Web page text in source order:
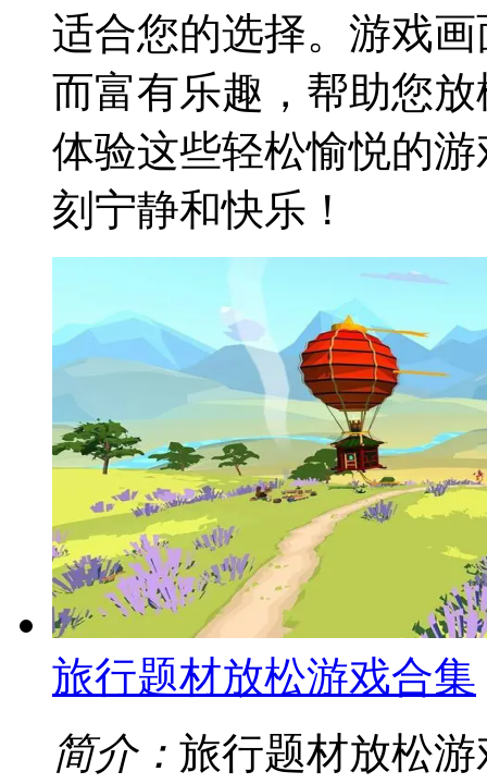
适合您的选择。游戏
而富有乐趣，帮助您
体验这些轻松愉悦的
刻宁静和快乐！
旅行题材放松游戏合集
简介： 旅行题材放松